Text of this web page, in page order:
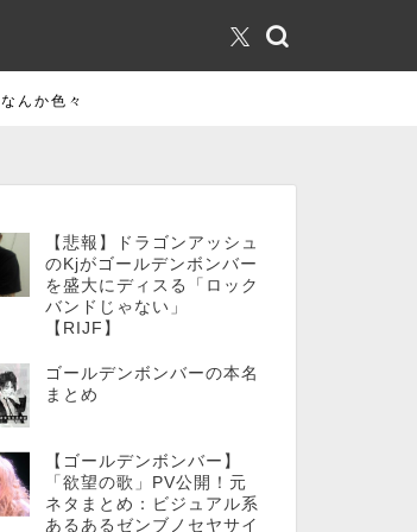
なんか色々
【悲報】ドラゴンアッシュ
のKjがゴールデンボンバー
を盛大にディスる「ロック
バンドじゃない」
【RIJF】
ゴールデンボンバーの本名
まとめ
【ゴールデンボンバー】
「欲望の歌」PV公開！元
ネタまとめ：ビジュアル系
あるあるゼンブノセヤサイ